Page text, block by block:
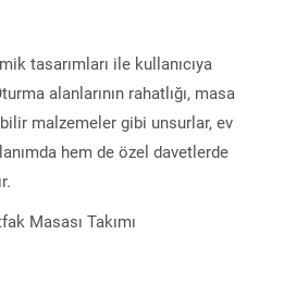
tasarımları ile kullanıcıya
alanlarının rahatlığı, masa
malzemeler gibi unsurlar, ev
hem de özel davetlerde